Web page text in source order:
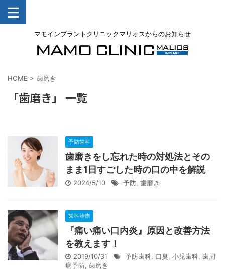
マモインプラントクリニックマリオスからのお知らせ
HOME > 歯磨き
「歯磨き」 一覧
予防歯科
歯磨きをし忘れた時の対処法とその
まま1日すごした時の口の中を解説
2024/5/10 予防, 歯磨き
歯科治療
『痛い痛い口内炎』原因と改善方法
を教えます！
2019/10/31 予防歯科, 口臭, 小児歯科, 歯周
病予防, 歯磨き